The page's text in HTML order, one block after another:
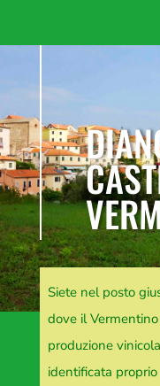
Siete nel posto
dove il
produzione
identificata